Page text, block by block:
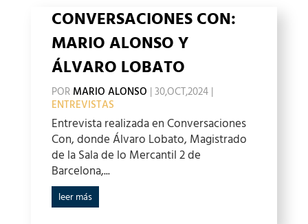
CONVERSACIONES CON:
MARIO ALONSO Y
ÁLVARO LOBATO
POR MARIO ALONSO |30,OCT,2024|
ENTREVISTAS
Entrevista realizada en Conversaciones
Con, donde Álvaro Lobato, Magistrado
de la Sala de lo Mercantil 2 de
Barcelona,...
leer más